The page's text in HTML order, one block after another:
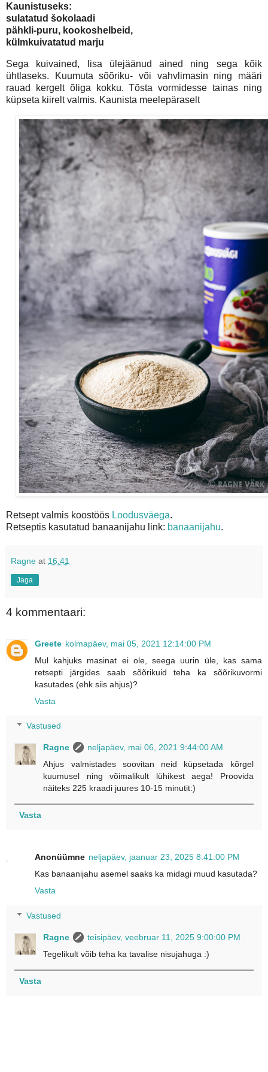
Kaunistuseks:
sulatatud šokolaadi
pähkli-puru, kookoshelbeid,
külmkuivatatud marju
Sega kuivained, lisa ülejäänud ained ning sega kõik
ühtlaseks. Kuumuta sõõriku- või vahvlimasin ning määri
rauad kergelt õliga kokku. Tõsta vormidesse tainas ning
küpseta kiirelt valmis. Kaunista meelepäraselt
Retsept valmis koostöös Loodusväega.
Retseptis kasutatud banaanijahu link: banaanijahu.
Ragne at 16:41
Jaga
4 kommentaari:
Greete kolmapäev, mai 05, 2021 12:14:00 PM
Mul kahjuks masinat ei ole, seega uurin üle, kas sama
retsepti järgides saab sõõrikuid teha ka sõõrikuvormi
kasutades (ehk siis ahjus)?
Vasta
Vastused
Ragne
neljapäev, mai 06, 2021 9:44:00 AM
Ahjus valmistades soovitan neid küpsetada kõrgel
kuumusel ning võimalikult lühikest aega! Proovida
näiteks 225 kraadi juures 10-15 minutit:)
Vasta
Anonüümne neljapäev, jaanuar 23, 2025 8:41:00 PM
Kas banaanijahu asemel saaks ka midagi muud kasutada?
Vasta
Vastused
Ragne
teisipäev, veebruar 11, 2025 9:00:00 PM
Tegelikult võib teha ka tavalise nisujahuga :)
Vasta